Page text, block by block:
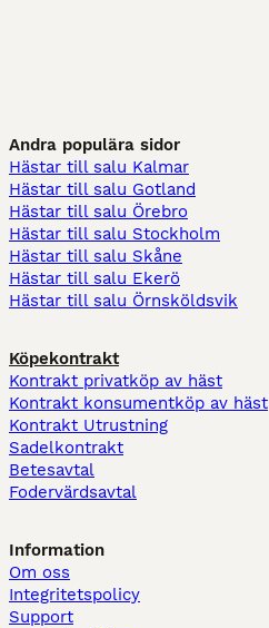
Andra populära sidor
Hästar till salu Kalmar
Hästar till salu Gotland
Hästar till salu Örebro
Hästar till salu Stockholm
Hästar till salu Skåne
Hästar till salu Ekerö
Hästar till salu Örnsköldsvik
Köpekontrakt
Kontrakt privatköp av häst
Kontrakt konsumentköp av häst
Kontrakt Utrustning
Sadelkontrakt
Betesavtal
Fodervärdsavtal
Information
Om oss
Integritetspolicy
Support